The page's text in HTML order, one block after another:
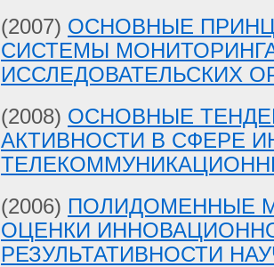
(2007) ОСНОВНЫЕ
СИСТЕМЫ
ИССЛЕДОВАТЕЛЬСКИХ
(2008) ОСНОВНЫЕ
АКТИВНОСТИ В СФЕРЕ
(2006) ПОЛИДОМЕННЫЕ
ОЦЕНКИ
РЕЗУЛЬТАТИВНОСТИ